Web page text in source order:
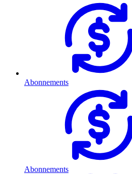
Abonnements
Abonnements